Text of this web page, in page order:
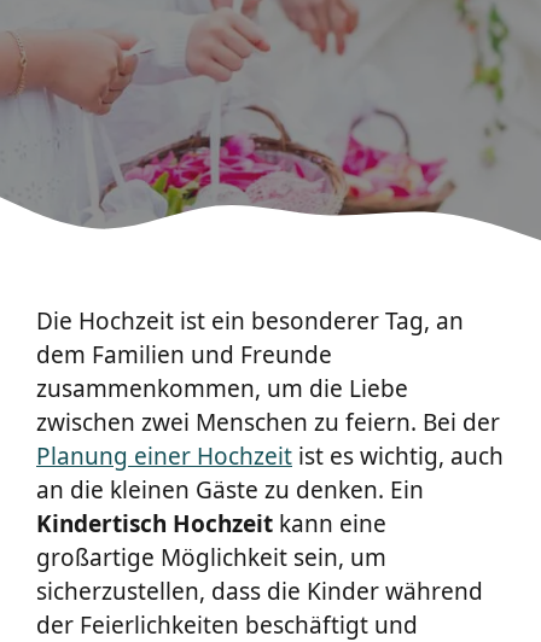
Die Hochzeit ist ein besonderer Tag, an
dem Familien und Freunde
zusammenkommen, um die Liebe
zwischen zwei Menschen zu feiern. Bei der
Planung einer Hochzeit ist es wichtig, auch
an die kleinen Gäste zu denken. Ein
Kindertisch Hochzeit kann eine
großartige Möglichkeit sein, um
sicherzustellen, dass die Kinder während
der Feierlichkeiten beschäftigt und